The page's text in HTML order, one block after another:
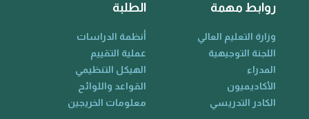
روابط مهمة
وزارة التعليم العالي
اللجنة التوجيهية
المدراء
الأكاديميون
الكادر التدريسي
الطلبة
أنظمة الدراسات
عملية التقييم
الهيكل التنظيمي
القواعد واللوائح
معلومات الخريجين